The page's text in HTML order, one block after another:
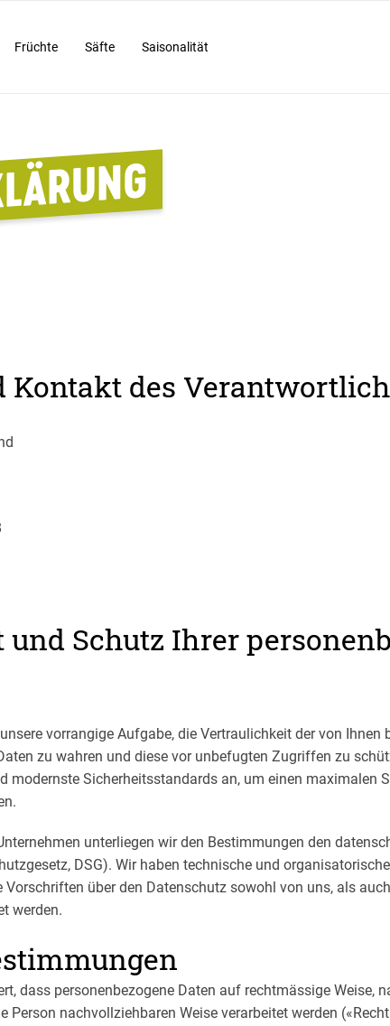
Früchte Säfte Saisonalität
Kontakt des
Schutz Ihrer
vorrangige Aufgabe, die Vertraulichkeit der von Ihnen
zu wahren und diese vor unbefugten Zugriffen zu
modernste Sicherheitsstandards an, um einen maximalen
unterliegen wir den Bestimmungen den
DSG). Wir haben technische und
Vorschriften über den Datenschutz sowohl von uns, als
werden.
dass personenbezogene Daten auf rechtmässige Weise,
Person nachvollziehbaren Weise verarbeitet werden